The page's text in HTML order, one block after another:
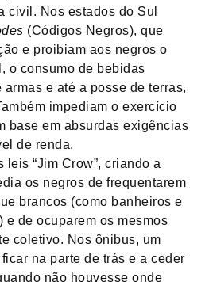
civil. Nos estados do Sul
(Códigos Negros), que
e proibiam aos negros o
o consumo de bebidas
e até a posse de terras,
impediam o exercício
base em absurdas exigências
de renda.
leis “Jim Crow”, criando a
os negros de frequentarem
brancos (como banheiros e
e de ocuparem os mesmos
coletivo. Nos ônibus, um
na parte de trás e a ceder
não houvesse onde